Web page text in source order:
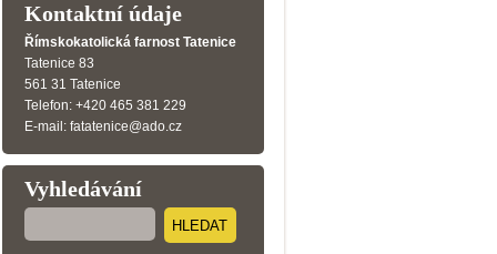
Kontaktní údaje
Římskokatolická farnost Tatenice
Tatenice 83
561 31 Tatenice
Telefon: +420 465 381 229
E-mail: fatatenice@ado.cz
Vyhledávání
HLEDAT